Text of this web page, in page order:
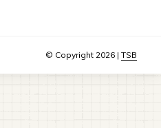
© Copyright 2026 | TSB